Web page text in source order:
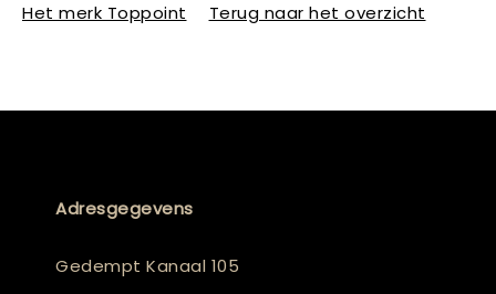
Het merk Toppoint Terug naar het overzicht
Adresgegevens
Gedempt Kanaal 105